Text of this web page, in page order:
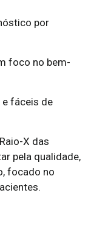
por
foco no bem-
fáceis de
X das
pela qualidade,
focado no